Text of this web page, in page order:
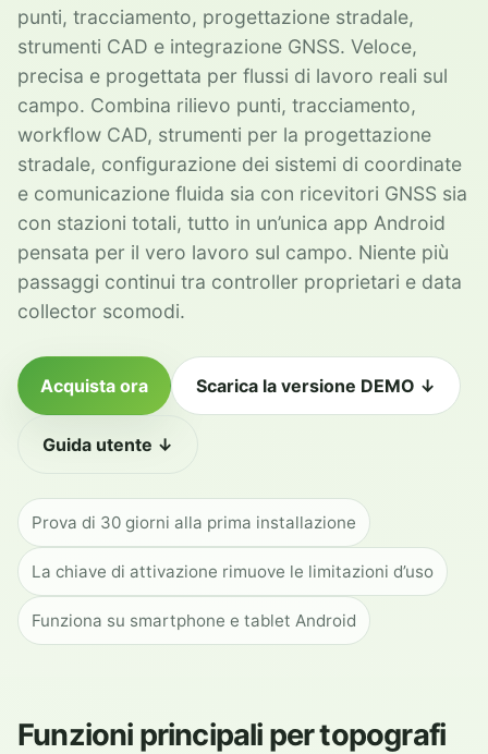
punti, tracciamento, progettazione stradale,
strumenti CAD e integrazione GNSS. Veloce,
precisa e progettata per flussi di lavoro reali sul
campo. Combina rilievo punti, tracciamento,
workflow CAD, strumenti per la progettazione
stradale, configurazione dei sistemi di coordinate
e comunicazione fluida sia con ricevitori GNSS sia
con stazioni totali, tutto in un’unica app Android
pensata per il vero lavoro sul campo. Niente più
passaggi continui tra controller proprietari e data
collector scomodi.
Acquista ora Scarica la versione DEMO ↓
Guida utente ↓
Prova di 30 giorni alla prima installazione
La chiave di attivazione rimuove le limitazioni d’uso
Funziona su smartphone e tablet Android
Funzioni principali per topografi